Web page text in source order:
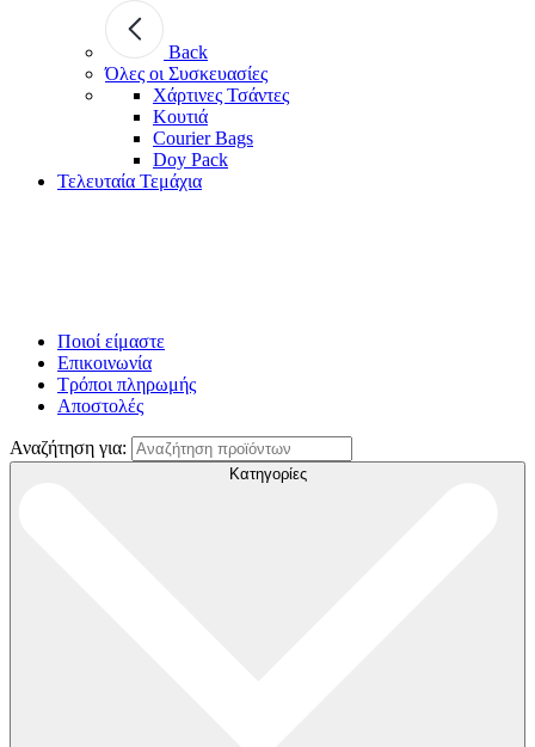
Back
Όλες οι Συσκευασίες
Χάρτινες Τσάντες
Κουτιά
Courier Bags
Doy Pack
Τελευταία Τεμάχια
Ποιοί είμαστε
Επικοινωνία
Τρόποι πληρωμής
Αποστολές
Αναζήτηση για:
Κατηγορίες